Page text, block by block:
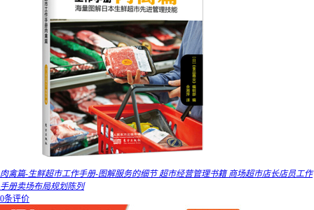
肉禽篇-生鲜超市工作手册-图解服务的细节 超市经营管理书籍 商场超市店长店员工作
手册卖场布局规划陈列
0条评价